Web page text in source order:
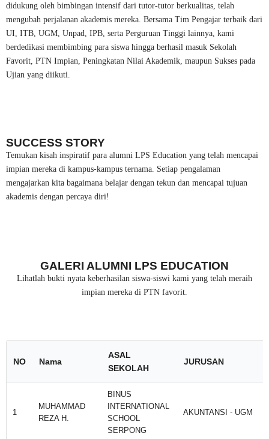
didukung oleh bimbingan intensif dari tutor-tutor berkualitas, telah
mengubah perjalanan akademis mereka. Bersama Tim Pengajar terbaik dari
UI, ITB, UGM, Unpad, IPB, serta Perguruan Tinggi lainnya, kami
berdedikasi membimbing para siswa hingga berhasil masuk Sekolah
Favorit, PTN Impian, Peningkatan Nilai Akademik, maupun Sukses pada
Ujian yang diikuti.
SUCCESS STORY
Temukan kisah inspiratif para alumni LPS Education yang telah mencapai
impian mereka di kampus-kampus ternama. Setiap pengalaman
mengajarkan kita bagaimana belajar dengan tekun dan mencapai tujuan
akademis dengan percaya diri!
GALERI ALUMNI LPS EDUCATION
Lihatlah bukti nyata keberhasilan siswa-siswi kami yang telah meraih
impian mereka di PTN favorit.
NO Nama
ASAL
SEKOLAH
JURUSAN
1
MUHAMMAD
REZA H.
BINUS
INTERNATIONAL
SCHOOL
SERPONG
AKUNTANSI - UGM